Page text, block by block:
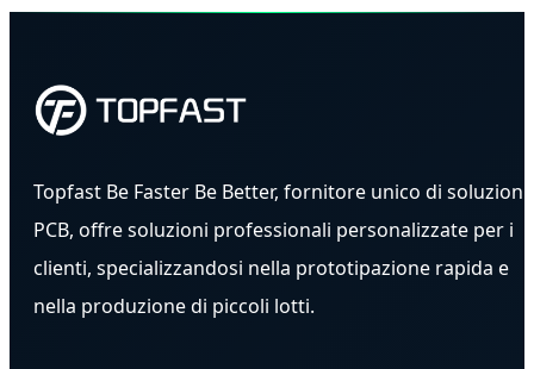
Topfast Be Faster Be Better, fornitore unico di soluzioni
PCB, offre soluzioni professionali personalizzate per i
clienti, specializzandosi nella prototipazione rapida e
nella produzione di piccoli lotti.